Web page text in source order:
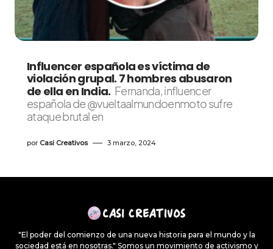
Influencer española es víctima de
violación grupal. 7 hombres abusaron
de ella en India. Fernanda, influencer
española de @vueltaalmundoenmoto sufre
ataque brutal en
por Casi Creativos 3 marzo, 2024
"El poder del comienzo de una nueva historia para el mundo y la
sociedad está en nosotras." Somos un movimiento de activismo y